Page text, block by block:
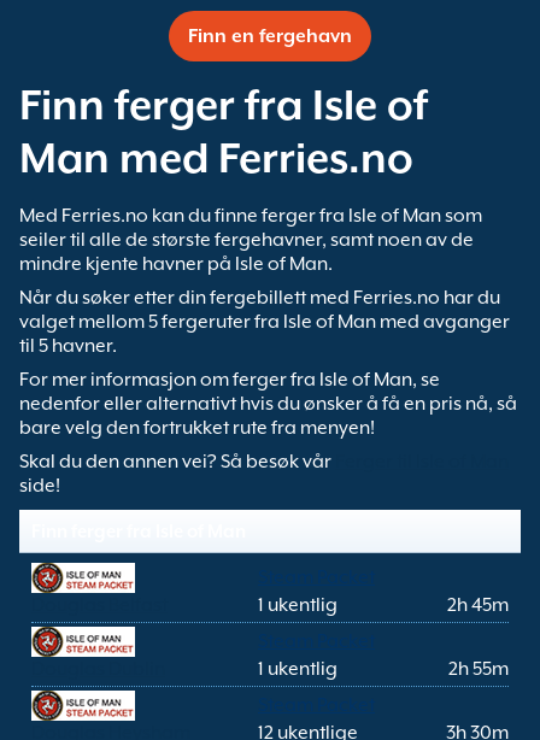
Finn en fergehavn
Finn ferger fra Isle of
Man med Ferries.no
Med Ferries.no kan du finne ferger fra Isle of Man som
seiler til alle de største fergehavner, samt noen av de
mindre kjente havner på Isle of Man.
Når du søker etter din fergebillett med Ferries.no har du
valget mellom 5 fergeruter fra Isle of Man med avganger
til 5 havner.
For mer informasjon om ferger fra Isle of Man, se
nedenfor eller alternativt hvis du ønsker å få en pris nå, så
bare velg den fortrukket rute fra menyen!
Skal du den annen vei? Så besøk vår
side!
1 ukentlig
2h 45m
1 ukentlig
2h 55m
12 ukentlige 3h 30m